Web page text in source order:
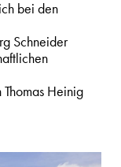
bei den
Schneider
Heinig